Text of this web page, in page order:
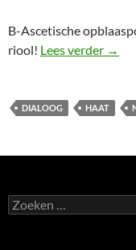
B-Ascetische
riool! Lees verder →
DIALOOG HAAT
Zoeken
naar: